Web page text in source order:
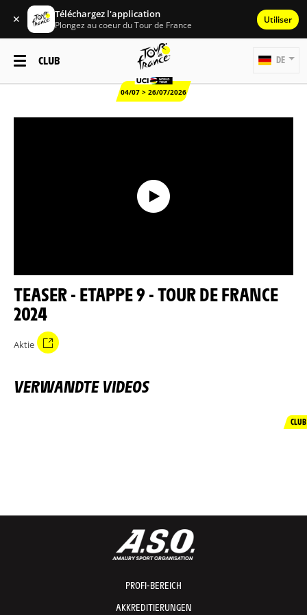
✕ Téléchargez l'application
Plongez au coeur du Tour de France Utiliser
CLUB
04/07 > 26/07/2026
DE
TEASER - ETAPPE 9 - TOUR DE FRANCE
2024
Aktie
VERWANDTE VIDEOS
CLUB
PROFI-BEREICH
AKKREDITIERUNGEN